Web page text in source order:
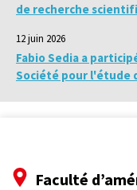
de recherche
12 juin 2026
Fabio Sedia a
Société pour l'étude
Faculté